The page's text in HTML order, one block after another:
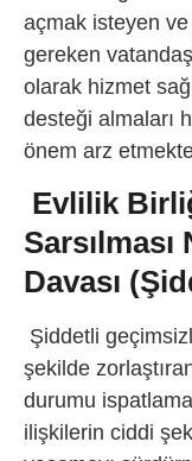
açmak isteyen ve
gereken
olarak hizmet
desteği almaları
önem arz
Evlilik
Davası
Şiddetli
şekilde
durumu
ilişkilerin ciddi